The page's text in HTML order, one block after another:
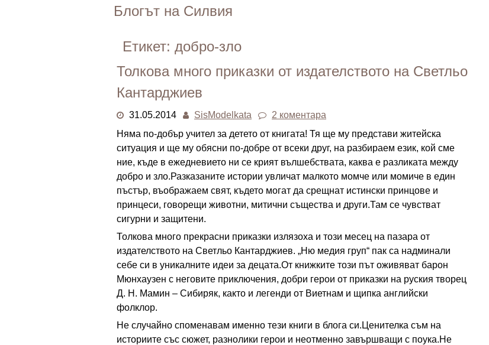
Блогът на Силвия
Етикет: добро-зло
Толкова много приказки от издателството на Светльо
Кантарджиев
31.05.2014 SisModelkata
2 коментара
Няма по-добър учител за детето от книгата! Тя ще му представи житейска
ситуация и ще му обясни по-добре от всеки друг, на разбираем език, кой сме
ние, къде в ежедневието ни се крият вълшебствата, каква е разликата между
добро и зло.Разказаните истории увличат малкото момче или момиче в един
пъстър, въображаем свят, където могат да срещнат истински принцове и
принцеси, говорещи животни, митични същества и други.Там се чувстват
сигурни и защитени.
Толкова много прекрасни приказки излязоха и този месец на пазара от
издателството на Светльо Кантарджиев. „Ню медия груп“ пак са надминали
себе си в уникалните идеи за децата.От книжките този път оживяват барон
Мюнхаузен с неговите приключения, добри герои от приказки на руския творец
Д. Н. Мамин – Сибиряк, както и легенди от Виетнам и щипка английски
фолклор.
Не случайно споменавам именно тези книги в блога си.Ценителка съм на
историите със сюжет, разнолики герои и неотменно завършващи с поука.Не